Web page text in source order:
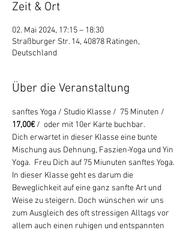
Zeit & Ort
02. Mai 2024, 17:15 – 18:30
Straßburger Str. 14, 40878 Ratingen,
Deutschland
Über die Veranstaltung
sanftes Yoga / Studio Klasse /  75 Minuten /
17,00€ /  oder mit 10er Karte buchbar.
Dich erwartet in dieser Klasse eine bunte
Mischung aus Dehnung, Faszien-Yoga und Yin
Yoga.  Freu Dich auf 75 Miunuten sanftes Yoga.
In dieser Klasse geht es darum die
Beweglichkeit auf eine ganz sanfte Art und
Weise zu steigern. Doch wünschen wir uns
zum Ausgleich des oft stressigen Alltags vor
allem auch einen ruhigen und entspannten